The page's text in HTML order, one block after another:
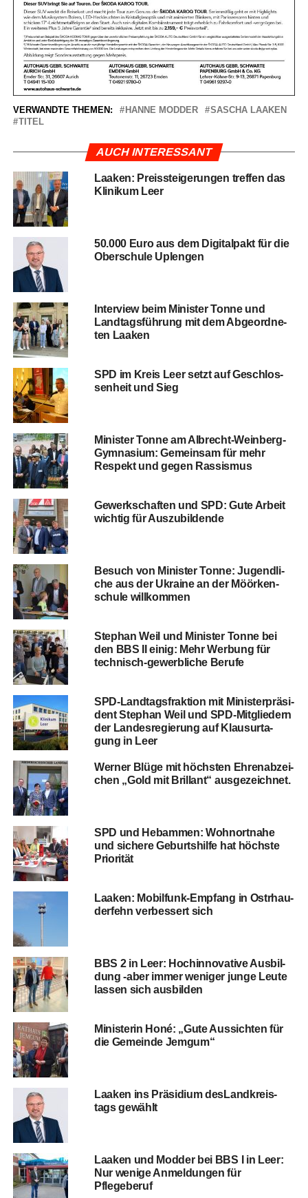
VERWANDTE THEMEN: HANNE MODDER
SASCHA LAAKEN
TITEL
AUCH INTERESSANT
Laa­ken: Preis­stei­ge­run­gen tref­fen das
Kli­ni­kum Leer
50.000 Euro aus dem Digi­tal­pakt für die
Ober­schu­le Uplengen
Inter­view beim Minis­ter Ton­ne und
Land­tags­füh­rung mit dem Abge­ord­ne­
ten Laaken
SPD im Kreis Leer setzt auf Geschlos­
sen­heit und Sieg
Minis­ter Ton­ne am Albrecht-Wein­berg-
Gym­na­si­um: Gemein­sam für mehr
Respekt und gegen Rassismus
Gewerk­schaf­ten und SPD: Gute Arbeit
wich­tig für Auszubildende
Besuch von Minis­ter Ton­ne: Jugend­li­
che aus der Ukrai­ne an der Möör­ken­
schu­le willkommen
Ste­phan Weil und Minis­ter Ton­ne bei
den BBS II einig: Mehr Wer­bung für
tech­nisch-gewerb­li­che Berufe
SPD-Land­tags­frak­ti­on mit Minis­ter­prä­si­
dent Ste­phan Weil und SPD-Mit­glie­dern
der Lan­des­re­gie­rung auf Klau­sur­ta­
gung in Leer
Wer­ner Blü­ge mit höchs­ten Ehren­ab­zei­
chen „Gold mit Bril­lant“ ausgezeichnet.
SPD und Heb­am­men: Wohn­ort­na­he
und siche­re Geburts­hil­fe hat höchs­te
Priorität
Laa­ken: Mobil­funk-Emp­fang in Ost­rhau­
der­fehn ver­bes­sert sich
BBS 2 in Leer: Hoch­in­no­va­ti­ve Aus­bil­
dung ‑aber immer weni­ger jun­ge Leu­te
las­sen sich ausbilden
Minis­te­rin Honé: „Gute Aus­sich­ten für
die Gemein­de Jemgum“
Laa­ken ins Prä­si­di­um des­Land­kreis­
tags gewählt
Laa­ken und Mod­der bei BBS I in Leer:
Nur weni­ge Anmel­dun­gen für
Pflegeberuf